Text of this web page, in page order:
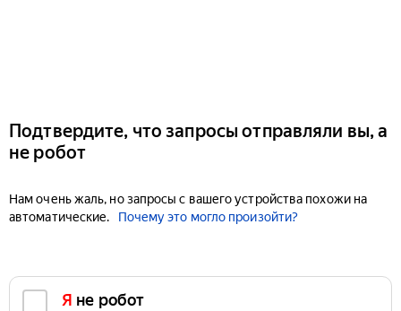
Подтвердите, что запросы отправляли вы, а
не робот
Нам очень жаль, но запросы с вашего устройства похожи на
автоматические.
Почему это могло произойти?
Я не робот